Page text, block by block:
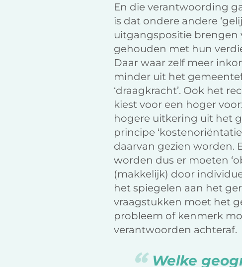
En die verantwoording
is dat ondere andere
uitgangspositie brengen
gehouden met hun
Daar waar zelf meer
minder uit het
‘draagkracht’. Ook het
kiest voor een hoger
hogere uitkering uit het
principe
daarvan gezien worden.
worden dus er moeten
(makkelijk) door
het spiegelen aan het
vraagstukken moet het
probleem of kenmerk
verantwoorden achteraf.
Welke